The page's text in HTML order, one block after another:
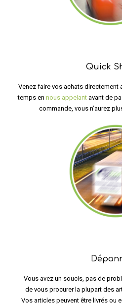
Quick
Venez faire vos achats directement
temps en nous appelantavant de
commande, vous n’aurez
Vous avez un soucis, pas de
de vous procurer la plupart des
Vos articles peuvent être livrés ou